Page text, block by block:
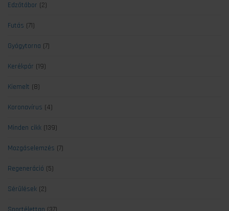
Edzőtábor (2)
Futás (71)
Gyógytorna (7)
Kerékpár (19)
Kiemelt (8)
Koronavírus (4)
Minden cikk (139)
Mozgáselemzés (7)
Regeneráció (5)
Sérülések (2)